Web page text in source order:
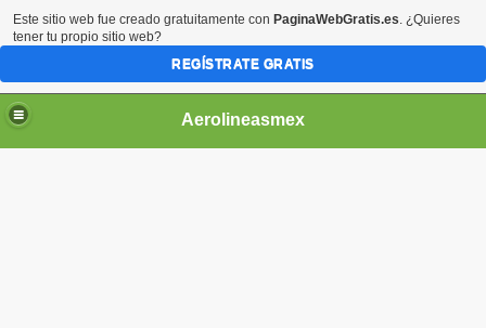
Aerolineasmex
Este sitio web fue creado gratuitamente con PaginaWebGratis.es. ¿Quieres
tener tu propio sitio web?
REGÍSTRATE GRATIS